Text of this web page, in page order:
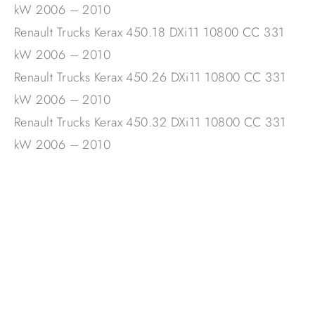
kW 2006 – 2010
Renault Trucks Kerax 450.18 DXi11 10800 CC 331
kW 2006 – 2010
Renault Trucks Kerax 450.26 DXi11 10800 CC 331
kW 2006 – 2010
Renault Trucks Kerax 450.32 DXi11 10800 CC 331
kW 2006 – 2010